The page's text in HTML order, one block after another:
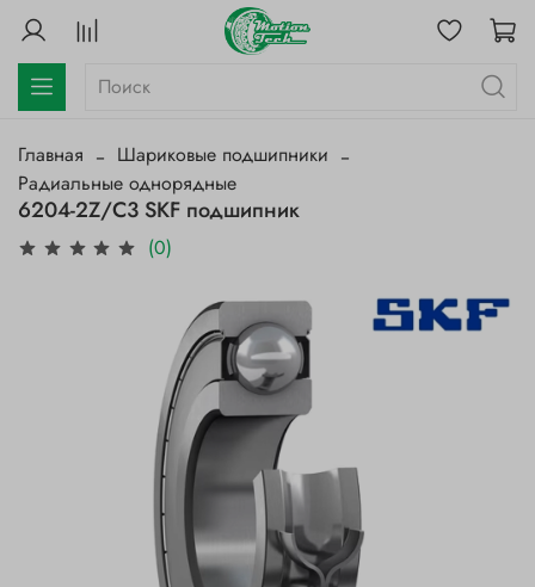
Главная
Шариковые подшипники
Радиальные однорядные
6204-2Z/C3 SKF подшипник
(0)